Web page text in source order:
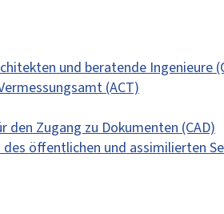
und beratende Ingenieure
(ACT)
den Zugang zu Dokumenten (CAD)
des öffentlichen und assimilierten